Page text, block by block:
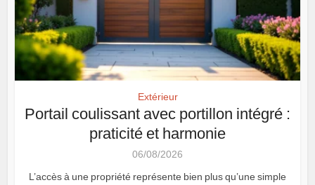
Extérieur
Portail coulissant avec portillon intégré :
praticité et harmonie
06/08/2026
L’accès à une propriété représente bien plus qu’une simple